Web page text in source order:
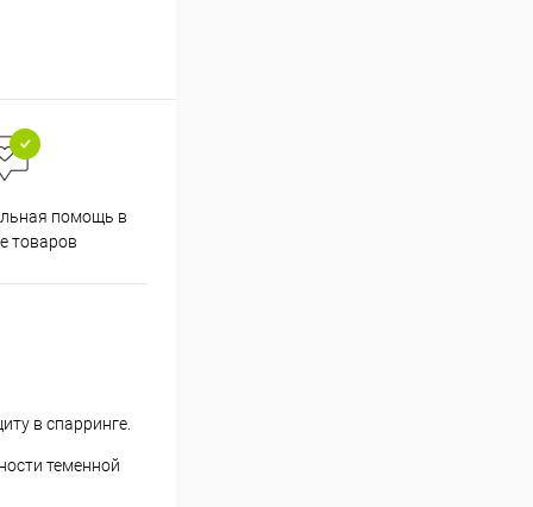
помощь в
товаров
в спарринге.
теменной